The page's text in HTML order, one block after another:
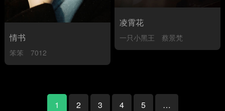
凌霄花
一只小黑王 蔡景梵
情书
笨笨 7012
1 2 3 4 5 …